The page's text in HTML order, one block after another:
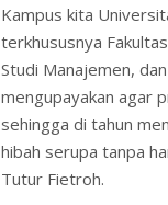
Kampus kita
terkhususnya
Studi Manajemen,
mengupayakan agar
sehingga di tahun
hibah serupa tanpa
Tutur Fietroh.